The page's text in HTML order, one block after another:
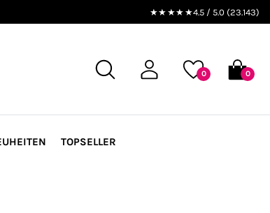
★★★★★4.5 / 5.0 (23.143)
0 0
TOPSELLER